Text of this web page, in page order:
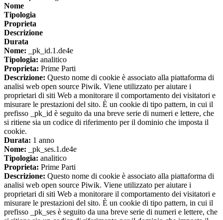
Nome
Tipologia
Proprieta
Descrizione
Durata
Nome: _pk_id.1.de4e
Tipologia: analitico
Proprieta: Prime Parti
Descrizione: Questo nome di cookie è associato alla piattaforma di
analisi web open source Piwik. Viene utilizzato per aiutare i
proprietari di siti Web a monitorare il comportamento dei visitatori e
misurare le prestazioni del sito. È un cookie di tipo pattern, in cui il
prefisso _pk_id è seguito da una breve serie di numeri e lettere, che
si ritiene sia un codice di riferimento per il dominio che imposta il
cookie.
Durata: 1 anno
Nome: _pk_ses.1.de4e
Tipologia: analitico
Proprieta: Prime Parti
Descrizione: Questo nome di cookie è associato alla piattaforma di
analisi web open source Piwik. Viene utilizzato per aiutare i
proprietari di siti Web a monitorare il comportamento dei visitatori e
misurare le prestazioni del sito. È un cookie di tipo pattern, in cui il
prefisso _pk_ses è seguito da una breve serie di numeri e lettere, che